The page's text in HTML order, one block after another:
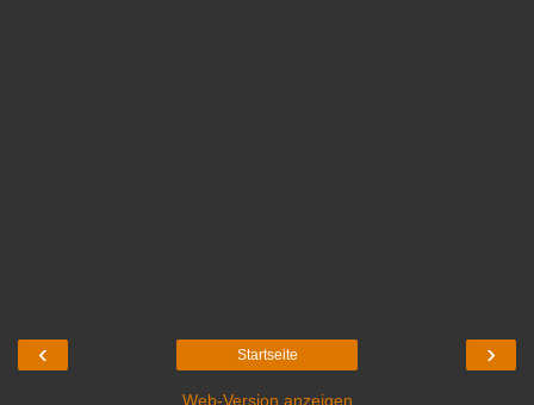
‹ ›
Startseite
Web-Version anzeigen